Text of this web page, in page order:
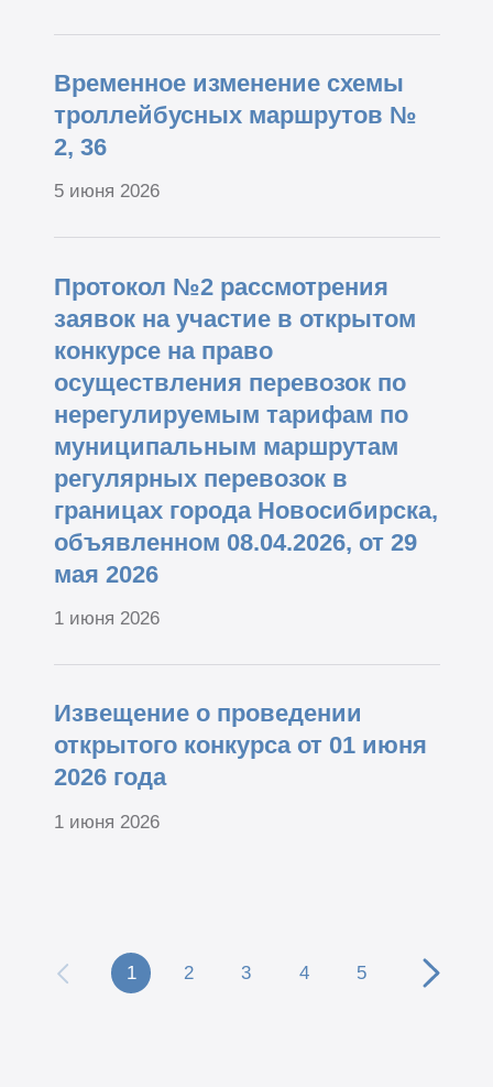
Временное изменение схемы
троллейбусных маршрутов №
2, 36
5 июня 2026
Протокол №2 рассмотрения
заявок на участие в открытом
конкурсе на право
осуществления перевозок по
нерегулируемым тарифам по
муниципальным маршрутам
регулярных перевозок в
границах города Новосибирска,
объявленном 08.04.2026, от 29
мая 2026
1 июня 2026
Извещение о проведении
открытого конкурса от 01 июня
2026 года
1 июня 2026
1 2 3 4 5